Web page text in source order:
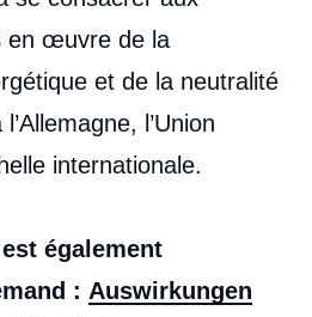
en œuvre de la
et de la neutralité
l’Union
internationale.
également
: Auswirkungen